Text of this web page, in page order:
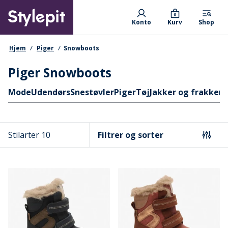
main
content
Primary departments
Konto Kurv
0
Shop
navigationssti
Hjem Piger Snowboots
Piger Snowboots
Hurtige links
ModeUdendørsSnestøvlerPigerTøjJakker og frakker
Stilarter 10 Filtrer og sorter